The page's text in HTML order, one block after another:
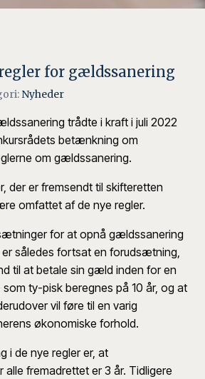
for gældssanering
Nyheder
trådte i kraft i juli 2022
betænkning om
om gældssanering.
der er fremsendt til skifteretten
omfattet af de nye regler.
for at opnå gældssanering
således fortsat en forudsætning,
til at betale sin gæld inden for en
ty-pisk beregnes på 10 år, og at
vil føre til en varig
økonomiske forhold.
i de nye regler er, at
fremadrettet er 3 år. Tidligere